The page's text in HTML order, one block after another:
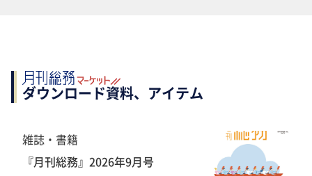
ダウンロード資料、アイテム
雑誌・書籍
『月刊総務』2026年9月号